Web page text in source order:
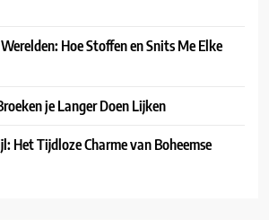
Hoe Stoffen en Snits Me Elke
je Langer Doen Lijken
Het Tijdloze Charme van Boheemse